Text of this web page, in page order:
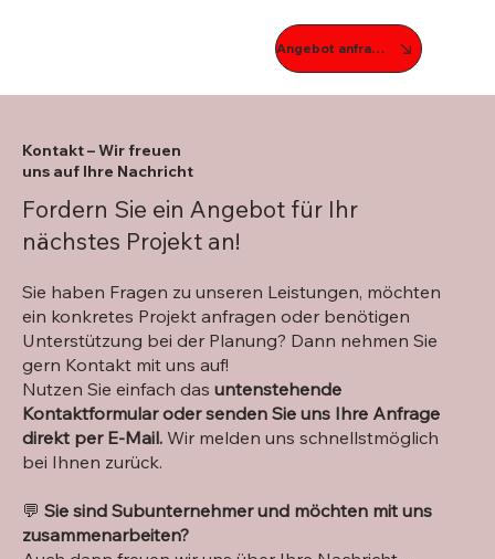
Angebot anfragen
Kontakt – Wir freuen
uns auf Ihre Nachricht
Fordern Sie ein Angebot für Ihr
nächstes Projekt an!
Sie haben Fragen zu unseren Leistungen, möchten
ein konkretes Projekt anfragen oder benötigen
Unterstützung bei der Planung? Dann nehmen Sie
gern Kontakt mit uns auf!
Nutzen Sie einfach das untenstehende
Kontaktformular oder senden Sie uns Ihre Anfrage
direkt per E-Mail. Wir melden uns schnellstmöglich
bei Ihnen zurück.
💬 Sie sind Subunternehmer und möchten mit uns
zusammenarbeiten?